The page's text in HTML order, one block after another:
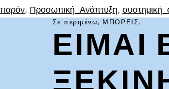
παρόν, Προσωπική_Ανάπτυξη,
Σε περιμένω, ΜΠΟΡΕΙΣ...
ΕΙΜΑΙ